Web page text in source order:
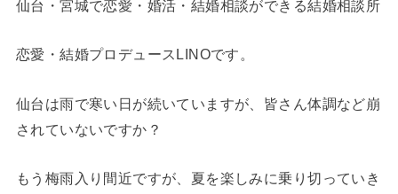
仙台・宮城で恋愛・婚活・結婚相談ができる結婚相談所
恋愛・結婚プロデュースLINOです。
仙台は雨で寒い日が続いていますが、皆さん体調など崩
されていないですか？
もう梅雨入り間近ですが、夏を楽しみに乗り切っていき